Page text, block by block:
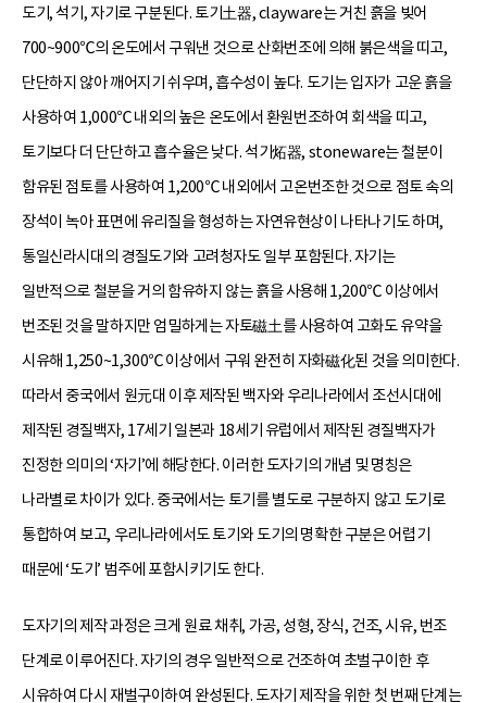
도기, 석기, 자기로 구분된다. 토기土器, clayware는 거친 흙을 빚어
700~900℃의 온도에서 구워낸 것으로 산화번조에 의해 붉은색을 띠고,
단단하지 않아 깨어지기 쉬우며, 흡수성이 높다. 도기는 입자가 고운 흙을
사용하여 1,000℃ 내외의 높은 온도에서 환원번조하여 회색을 띠고,
토기보다 더 단단하고 흡수율은 낮다. 석기炻器, stoneware는 철분이
함유된 점토를 사용하여 1,200℃ 내외에서 고온번조한 것으로 점토 속의
장석이 녹아 표면에 유리질을 형성하는 자연유현상이 나타나기도 하며,
통일신라시대의 경질도기와 고려청자도 일부 포함된다. 자기는
일반적으로 철분을 거의 함유하지 않는 흙을 사용해 1,200℃ 이상에서
번조된 것을 말하지만 엄밀하게는 자토磁土를 사용하여 고화도 유약을
시유해 1,250~1,300℃ 이상에서 구워 완전히 자화磁化된 것을 의미한다.
따라서 중국에서 원元대 이후 제작된 백자와 우리나라에서 조선시대에
제작된 경질백자, 17세기 일본과 18세기 유럽에서 제작된 경질백자가
진정한 의미의 ‘자기’에 해당한다. 이러한 도자기의 개념 및 명칭은
나라별로 차이가 있다. 중국에서는 토기를 별도로 구분하지 않고 도기로
통합하여 보고, 우리나라에서도 토기와 도기의 명확한 구분은 어렵기
때문에 ‘도기’ 범주에 포함시키기도 한다.
도자기의 제작 과정은 크게 원료 채취, 가공, 성형, 장식, 건조, 시유, 번조
단계로 이루어진다. 자기의 경우 일반적으로 건조하여 초벌구이한 후
시유하여 다시 재벌구이하여 완성된다. 도자기 제작을 위한 첫 번째 단계는